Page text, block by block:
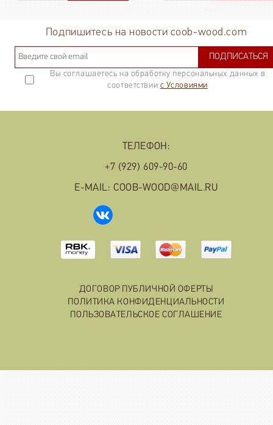
Подпишитесь на новости coob-wood.com
ПОДПИСАТЬСЯ
Вы соглашаетесь на обработку персональных данных в
соответствии с Условиями
ТЕЛЕФОН:
+7 (929) 609-90-60
E-MAIL: COOB-WOOD@MAIL.RU
ДОГОВОР ПУБЛИЧНОЙ ОФЕРТЫ
ПОЛИТИКА КОНФИДЕНЦИАЛЬНОСТИ
ПОЛЬЗОВАТЕЛЬСКОЕ СОГЛАШЕНИЕ